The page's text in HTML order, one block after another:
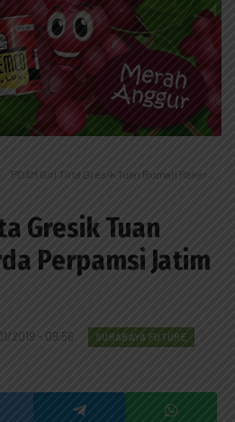
PDAM Giri Tirta Gresik Tuan Rumah Rakerda Perpamsi Jatim
Gresik Tuan
Perpamsi Jatim
2019 - 09:56 SURABAYA FUTURE